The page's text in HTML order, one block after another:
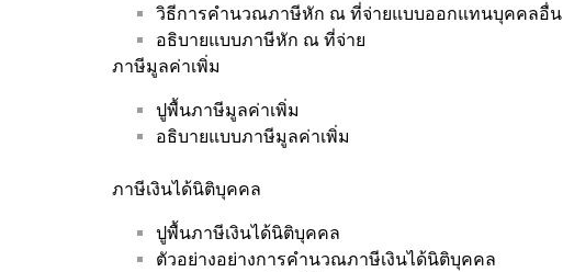
วิธีการคำนวณภาษีหัก ณ ที่จ่ายแบบออกแทนบุคคลอื่น
อธิบายแบบภาษีหัก ณ ที่จ่าย
ภาษีมูลค่าเพิ่ม
ปูพื้นภาษีมูลค่าเพิ่ม
อธิบายแบบภาษีมูลค่าเพิ่ม
ภาษีเงินได้นิติบุคคล
ปูพื้นภาษีเงินได้นิติบุคคล
ตัวอย่างอย่างการคำนวณภาษีเงินได้นิติบุคคล